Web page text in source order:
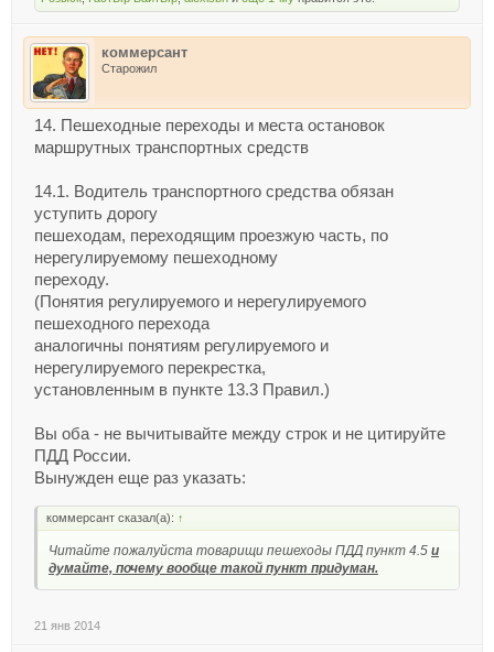
коммерсант
Старожил
14. Пешеходные переходы и места остановок
маршрутных транспортных средств
14.1. Водитель транспортного средства обязан
уступить дорогу
пешеходам, переходящим проезжую часть, по
нерегулируемому пешеходному
переходу.
(Понятия регулируемого и нерегулируемого
пешеходного перехода
аналогичны понятиям регулируемого и
нерегулируемого перекрестка,
установленным в пункте 13.3 Правил.)
Вы оба - не вычитывайте между строк и не цитируйте
ПДД России.
Вынужден еще раз указать:
коммерсант сказал(а): ↑
Читайте пожалуйста товарищи пешеходы ПДД пункт 4.5 и
думайте, почему вообще такой пункт придуман.
21 янв 2014